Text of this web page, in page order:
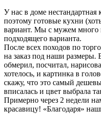
У нас в доме нестандартная
поэтому готовые кухни
вариант. Мы с мужем много
подходящего варианта.
После всех походов по
на заказ под наши размеры.
обмерил, посчитал,
хотелось, и картинка в
скажу, что это самый
вписалась и цвет выбрала
Примерно через 2 недели
красавицу! «Благодаря»